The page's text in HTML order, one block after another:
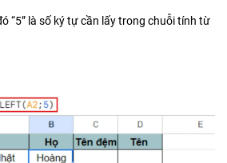
“5” là số ký tự cần lấy trong chuỗi tính từ